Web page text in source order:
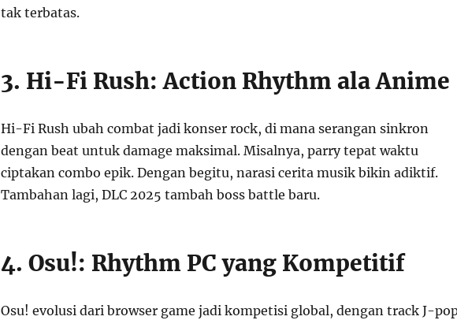
tak terbatas.
3. Hi-Fi Rush: Action Rhythm ala Anime
Hi-Fi Rush ubah combat jadi konser rock, di mana serangan sinkron
dengan beat untuk damage maksimal. Misalnya, parry tepat waktu
ciptakan combo epik. Dengan begitu, narasi cerita musik bikin adiktif.
Tambahan lagi, DLC 2025 tambah boss battle baru.
4. Osu!: Rhythm PC yang Kompetitif
Osu! evolusi dari browser game jadi kompetisi global, dengan track J-